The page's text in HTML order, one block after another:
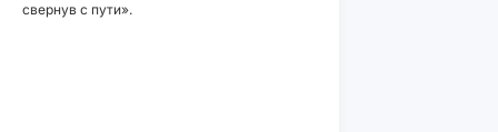
свернув с пути».